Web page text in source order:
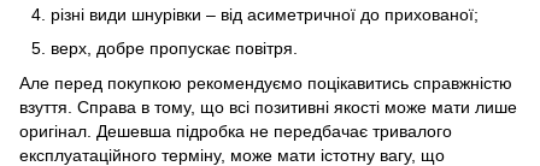
різні види шнурівки – від асиметричної до прихованої;
верх, добре пропускає повітря.
Але перед покупкою рекомендуємо поцікавитись справжністю
взуття. Справа в тому, що всі позитивні якості може мати лише
оригінал. Дешевша підробка не передбачає тривалого
експлуатаційного терміну, може мати істотну вагу, що